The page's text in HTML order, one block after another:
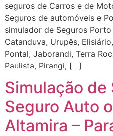
seguros de Carros e de
Seguros de automóveis e
simulador de Seguros
Catanduva, Urupês,
Pontal, Jaborandi, Terra
Paulista, Pirangi, […]
Simulação de
Seguro Auto
Altamira –